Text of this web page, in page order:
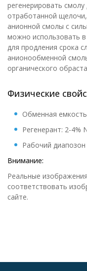
регенерировать
отработанной
анионной смолы с
можно использовать
для продления срока
анионообменной
органического
Физические
Обменная
Регенерант: 2-4%
Рабочий диапозон
Внимание:
Реальные
соответствовать
сайте.